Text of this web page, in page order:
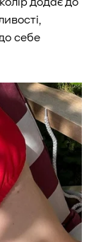
додає до
себе